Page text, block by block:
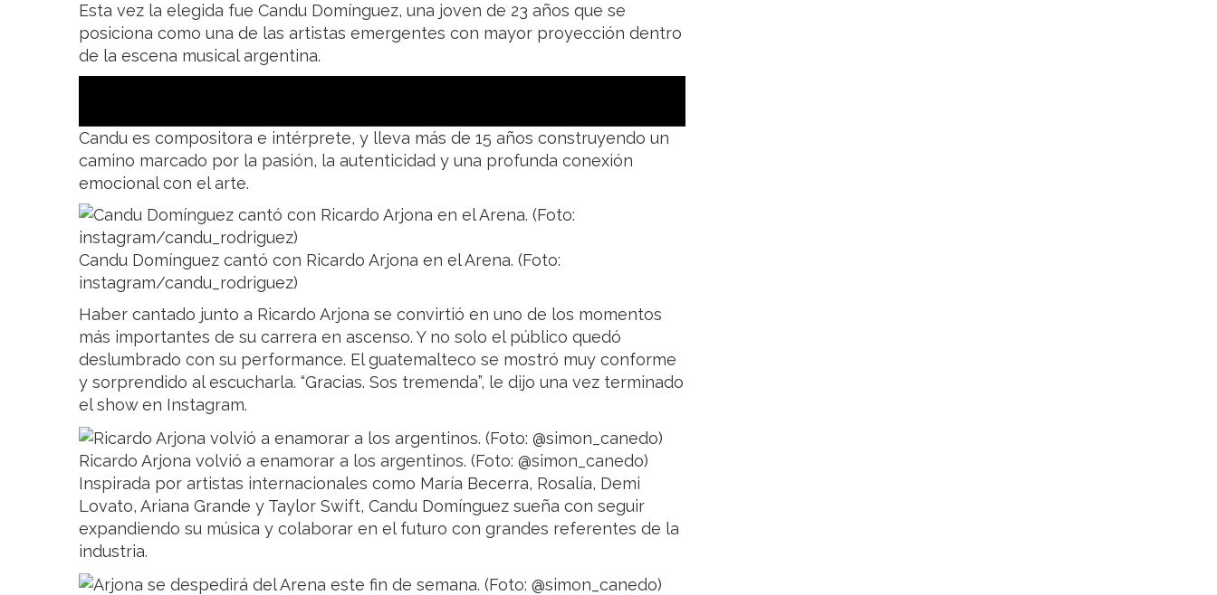
Esta vez la elegida fue Candu Domínguez, una joven de 23 años que se
posiciona como una de las artistas emergentes con mayor proyección dentro
de la escena musical argentina.
Candu es compositora e intérprete, y lleva más de 15 años construyendo un
camino marcado por la pasión, la autenticidad y una profunda conexión
emocional con el arte.
Candu Domínguez cantó con Ricardo Arjona en el Arena. (Foto:
instagram/candu_rodriguez)
Haber cantado junto a Ricardo Arjona se convirtió en uno de los momentos
más importantes de su carrera en ascenso. Y no solo el público quedó
deslumbrado con su performance. El guatemalteco se mostró muy conforme
y sorprendido al escucharla. “Gracias. Sos tremenda”, le dijo una vez terminado
el show en Instagram.
Ricardo Arjona volvió a enamorar a los argentinos. (Foto: @simon_canedo)
Inspirada por artistas internacionales como María Becerra, Rosalía, Demi
Lovato, Ariana Grande y Taylor Swift, Candu Domínguez sueña con seguir
expandiendo su música y colaborar en el futuro con grandes referentes de la
industria.